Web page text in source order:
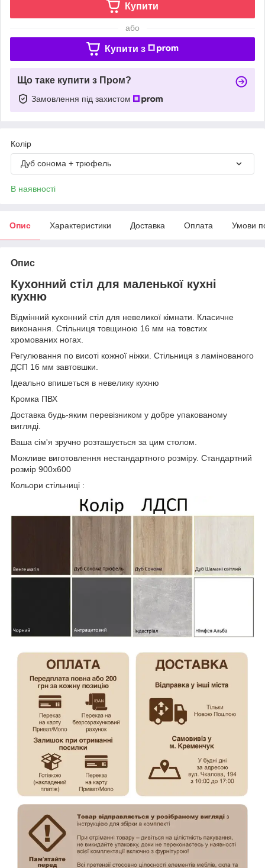
Купити
або
Купити з
Що таке купити з Пром?
Замовлення під захистом
Колір
Дуб сонома + трюфель
В наявності
Опис Характеристики Доставка Оплата Умови
Опис
Кухонний стіл для маленької кухні
кухню
Відмінний кухонний стіл для невеликої кімнати. Класичне
виконання. Стільниця товщиною 16 мм на товстих
хромованих ногах.
Регулювання по висоті кожної ніжки. Стільниця з ламінованого
ДСП 16 мм завтовшки.
Ідеально впишеться в невелику кухню
Кромка ПВХ
Доставка будь-яким перевізником у добре упакованому
вигляді.
Ваша сім'я зручно розташується за цим столом.
Можливе виготовлення нестандартного розміру. Стандартний
розмір 900х600
Кольори стільниці :